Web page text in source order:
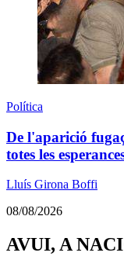
Política
De l'aparició
totes les
Lluís Girona Boffi
08/08/2026
AVUI, A